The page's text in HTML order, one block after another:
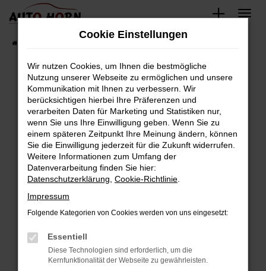
Zum
springen
Fahrzeugbestand
Fehler: Network Error
Beim Laden ist ein Fehler aufgetreten.
Hier sind ein paar Tipps, die dir helfen können:
Überprüfe deine Firewall und deine
Internetverbindung.
Laden andere Webseiten, zum Beispiel deine
Suchmaschine?
Prüfe deine Browsererweiterungen.
können das Laden bestimmter Seiten
verhindern. Funktioniert die Seite in einem
anderen Browser oder in einem privaten
Cookie Einstellungen
Wir nutzen Cookies, um Ihnen die bestmögliche
Nutzung unserer Webseite zu ermöglichen und unsere
Kommunikation mit Ihnen zu verbessern. Wir
berücksichtigen hierbei Ihre Präferenzen und
verarbeiten Daten für Marketing und Statistiken nur,
wenn Sie uns Ihre Einwilligung geben. Wenn Sie zu
einem späteren Zeitpunkt Ihre Meinung ändern, können
Sie die Einwilligung jederzeit für die Zukunft widerrufen.
Weitere Informationen zum Umfang der
Datenverarbeitung finden Sie hier:
Datenschutzerklärung Cookie-Richtlinie
Impressum
Folgende Kategorien von Cookies werden von uns eingesetzt:
Essentiell
Diese Technologien sind erforderlich, um die
Kernfunktionalität der Webseite zu gewährleisten.